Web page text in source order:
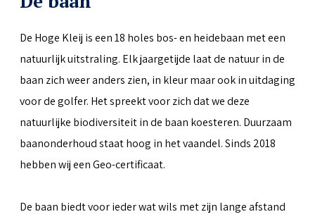
De Hoge Kleij is een 18 holes bos- en heidebaan met een
natuurlijk uitstraling. Elk jaargetijde laat de natuur in de
baan zich weer anders zien, in kleur maar ook in uitdaging
voor de golfer. Het spreekt voor zich dat we deze
natuurlijke biodiversiteit in de baan koesteren. Duurzaam
baanonderhoud staat hoog in het vaandel. Sinds 2018
hebben wij een Geo-certificaat.
De baan biedt voor ieder wat wils met zijn lange afstand